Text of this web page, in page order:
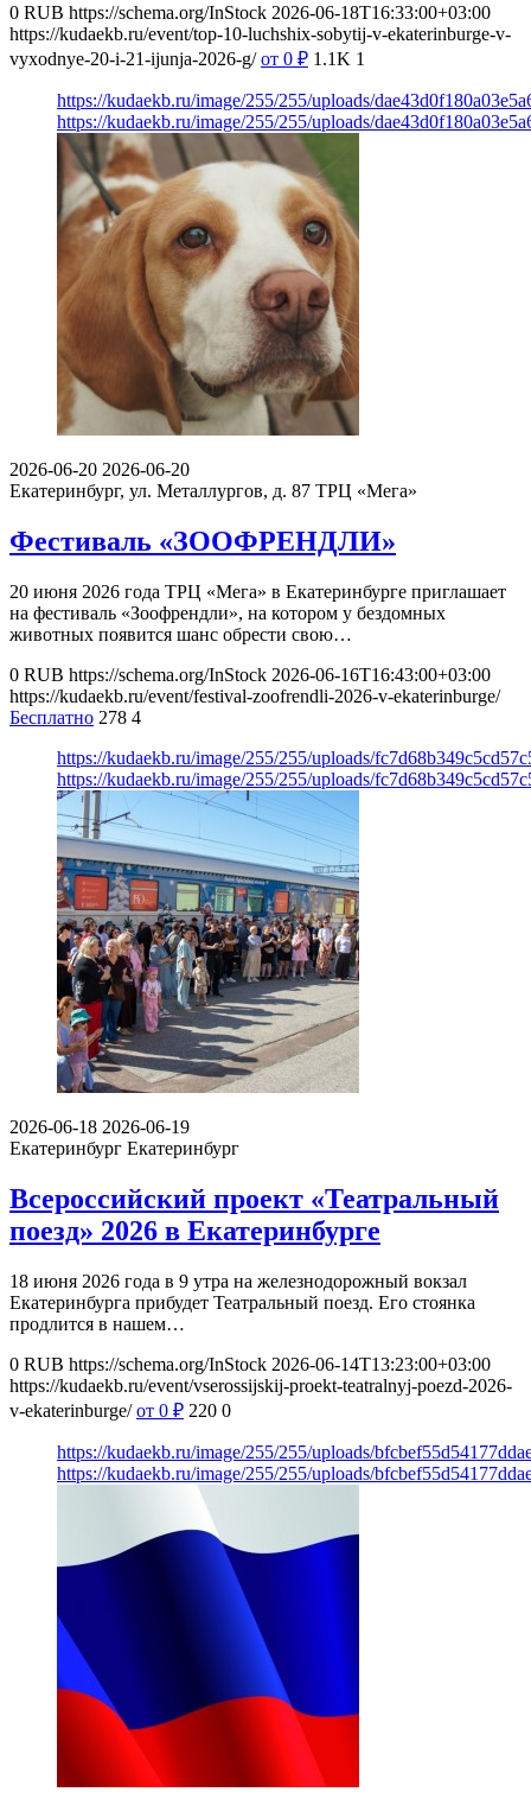
0 RUB https://schema.org/InStock 2026-06-18T16:33:00+03:00
https://kudaekb.ru/event/top-10-luchshix-sobytij-v-ekaterinburge-v-
vyxodnye-20-i-21-ijunja-2026-g/ от 0 ₽ 1.1K 1
https://kudaekb.ru/image/255/255/uploads/
https://kudaekb.ru/image/255/255/uploads/
2026-06-20 2026-06-20
Екатеринбург, ул. Металлургов, д. 87 ТРЦ «Мега»
Фестиваль «ЗООФРЕНДЛИ»
20 июня 2026 года ТРЦ «Мега» в Екатеринбурге приглашает
на фестиваль «Зоофрендли», на котором у бездомных
животных появится шанс обрести свою…
0 RUB https://schema.org/InStock 2026-06-16T16:43:00+03:00
https://kudaekb.ru/event/festival-zoofrendli-2026-v-ekaterinburge/
Бесплатно 278 4
https://kudaekb.ru/image/255/255/uploads/
https://kudaekb.ru/image/255/255/uploads/
2026-06-18 2026-06-19
Екатеринбург Екатеринбург
Всероссийский проект «Театральный
поезд» 2026 в Екатеринбурге
18 июня 2026 года в 9 утра на железнодорожный вокзал
Екатеринбурга прибудет Театральный поезд. Его стоянка
продлится в нашем…
0 RUB https://schema.org/InStock 2026-06-14T13:23:00+03:00
https://kudaekb.ru/event/vserossijskij-proekt-teatralnyj-poezd-2026-
v-ekaterinburge/ от 0 ₽ 220 0
https://kudaekb.ru/image/255/255/uploads/
https://kudaekb.ru/image/255/255/uploads/